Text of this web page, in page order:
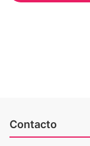
Contacto